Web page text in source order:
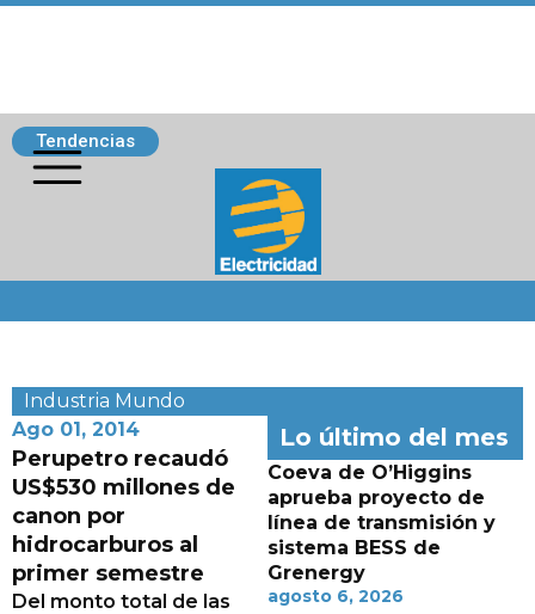
Tendencias
Industria Mundo
Ago 01, 2014
Perupetro recaudó
US$530 millones de
canon por
hidrocarburos al
primer semestre
Del monto total de las
Lo último del mes
Coeva de O’Higgins
aprueba proyecto de
línea de transmisión y
sistema BESS de
Grenergy
agosto 6, 2026